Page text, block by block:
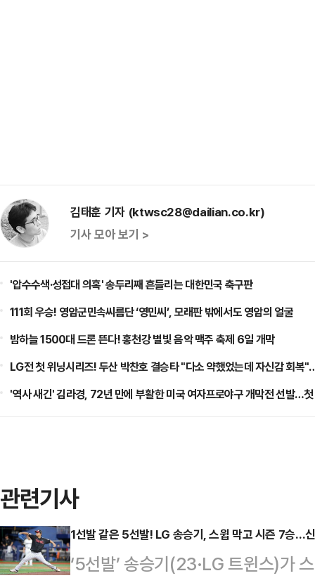
김태훈 기자 (ktwsc28@dailian.co.kr)
기사 모아 보기 >
'압수수색·성접대 의혹' 송두리째 흔들리는 대한민국 축구판
111회 우승! 영암군민속씨름단 ‘영민씨’, 모래판 밖에서도 영암의 얼굴
밤하늘 1500대 드론 뜬다! 홍천강 별빛 음악 맥주 축제 6일 개막
LG전 첫 위닝시리즈! 두산 박찬호 결승타 "다소 약했었는데 자신감 회복
'역사 새긴' 김라경, 72년 만에 부활한 미국 여자프로야구 개막전 선발…
관련기사
1선발 같은 5선발! LG 송승기, 스윕 막고 시즌 7승…
‘5선발’ 송승기(23·LG 트윈스)가